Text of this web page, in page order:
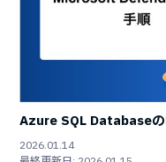
Azure SQL Database
2026.01.14